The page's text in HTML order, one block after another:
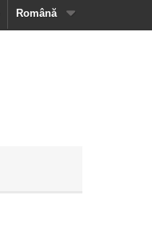
Română